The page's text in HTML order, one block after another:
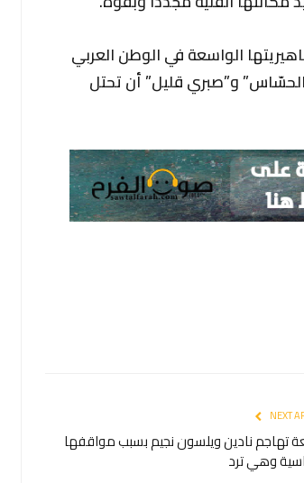
الواسعة في الوطن العربي
الحسّاس” و”صبري قليل” أن تحتل
NEXT
تهاجم نادين ويلسون نجيم بسبب مواقفها
وهي ترد